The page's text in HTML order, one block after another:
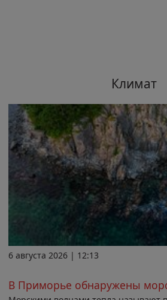
Климат
6 августа 2026 | 12:13
В Приморье обнаружены